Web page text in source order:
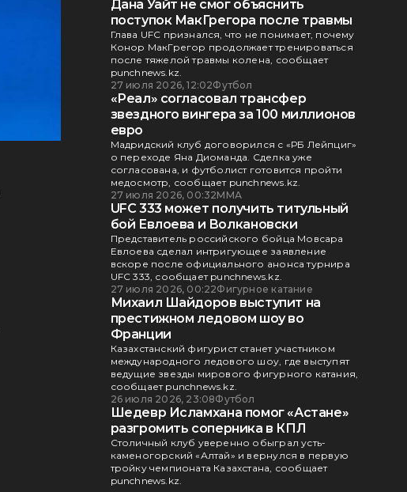
Дана Уайт не смог объяснить
поступок МакГрегора после травмы
Глава UFC признался, что не понимает, почему
Конор МакГрегор продолжает тренироваться
после тяжелой травмы колена, сообщает
punchnews.kz.
27 июля 2026, 12:02Футбол
«Реал» согласовал трансфер
звездного вингера за 100 миллионов
евро
Мадридский клуб договорился с «РБ Лейпциг»
о переходе Яна Диоманда. Сделка уже
согласована, и футболист готовится пройти
медосмотр, сообщает punchnews.kz.
27 июля 2026, 00:32ММА
UFC 333 может получить титульный
бой Евлоева и Волкановски
Представитель российского бойца Мовсара
Евлоева сделал интригующее заявление
вскоре после официального анонса турнира
UFC 333, сообщает punchnews.kz.
27 июля 2026, 00:22Фигурное катание
Михаил Шайдоров выступит на
престижном ледовом шоу во
Франции
Казахстанский фигурист станет участником
международного ледового шоу, где выступят
ведущие звезды мирового фигурного катания,
сообщает punchnews.kz.
26 июля 2026, 23:08Футбол
Шедевр Исламхана помог «Астане»
разгромить соперника в КПЛ
Столичный клуб уверенно обыграл усть-
каменогорский «Алтай» и вернулся в первую
тройку чемпионата Казахстана, сообщает
punchnews.kz.